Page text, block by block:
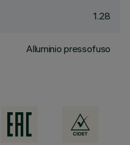
1.28
Alluminio pressofuso